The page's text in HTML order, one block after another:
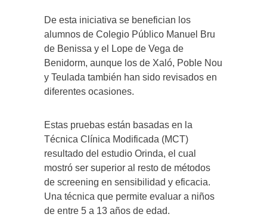
De esta iniciativa se benefician los
alumnos de Colegio Público Manuel Bru
de Benissa y el Lope de Vega de
Benidorm, aunque los de Xaló, Poble Nou
y Teulada también han sido revisados en
diferentes ocasiones.
Estas pruebas están basadas en la
Técnica Clínica Modificada (MCT)
resultado del estudio Orinda, el cual
mostró ser superior al resto de métodos
de screening en sensibilidad y eficacia.
Una técnica que permite evaluar a niños
de entre 5 a 13 años de edad.